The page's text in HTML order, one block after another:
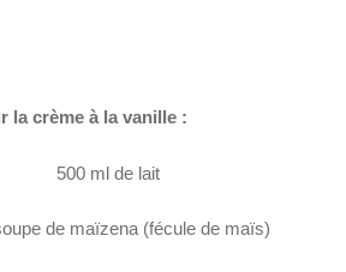
la crème à la vanille :
500 ml de lait
de maïzena (fécule de maïs)